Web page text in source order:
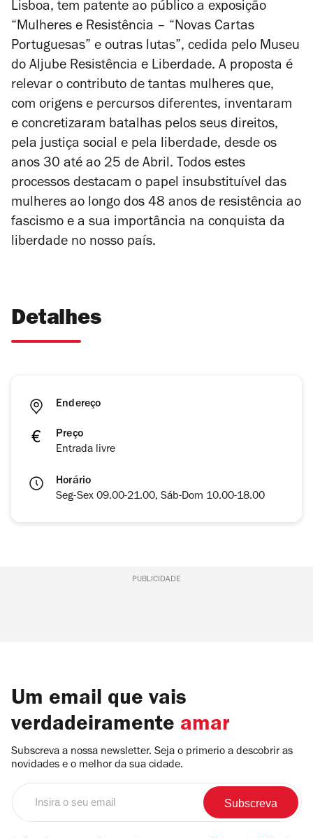
Lisboa, tem patente ao público a exposição
“Mulheres e Resistência – “Novas Cartas
Portuguesas” e outras lutas”, cedida pelo Museu
do Aljube Resistência e Liberdade. A proposta é
relevar o contributo de tantas mulheres que,
com origens e percursos diferentes, inventaram
e concretizaram batalhas pelos seus direitos,
pela justiça social e pela liberdade, desde os
anos 30 até ao 25 de Abril. Todos estes
processos destacam o papel insubstituível das
mulheres ao longo dos 48 anos de resistência ao
fascismo e a sua importância na conquista da
liberdade no nosso país.
Detalhes
Endereço
Preço
Entrada livre
Horário
Seg-Sex 09.00-21.00, Sáb-Dom 10.00-18.00
PUBLICIDADE
Um email que vais
verdadeiramente amar
Subscreva a nossa newsletter. Seja o primerio a descobrir as
novidades e o melhor da sua cidade.